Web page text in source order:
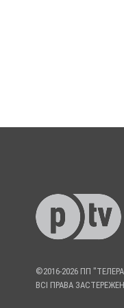
©2016-2026 ПП
ВСІ ПРАВА